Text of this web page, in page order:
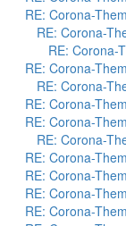
RE: Corona-
RE: Corona-
RE: Corona-
RE: Corona-
RE: Corona-
RE: Corona-
RE: Corona-
RE: Corona-
RE: Corona-
RE: Corona-
RE: Corona-
RE: Corona-